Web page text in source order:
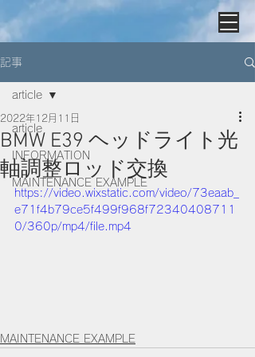
記事
article
INFORMATION
MAINTENANCE EXAMPLE
article
BMW E39 ヘッドライト光
軸調整ロッド交換
2022年12月11日
https://video.wixstatic.com/video/73eaab_
e71f4b79ce5f499f968f72340408711
0/360p/mp4/file.mp4
MAINTENANCE EXAMPLE